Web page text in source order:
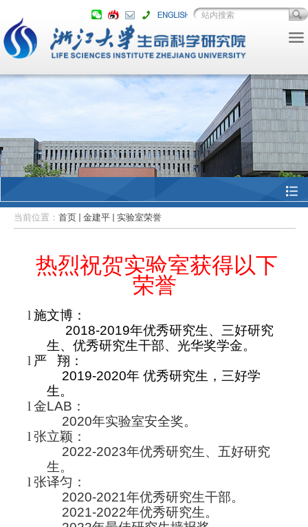
当前位置： 首页 金建平 实验室荣誉
热烈祝贺实验室获得以下
荣誉
l施文博：
2018-2019年优秀研究生、三好研究
生、优秀研究生干部、光华奖学金。
l 严 翔：
2019-2020年 优秀研究生，三好学
生。
l金LAB：
2020年实验室安全奖。
l张立颖：
2022-2023年优秀研究生、五好研究
生。
l张译匀：
2020-2021年优秀研究生干部。
2021-2022年优秀研究生。